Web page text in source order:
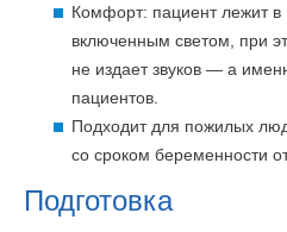
Комфорт: пациент лежит в
включенным светом, при
не издает звуков — а
пациентов.
Подходит для пожилых
со сроком беременности
Подготовка